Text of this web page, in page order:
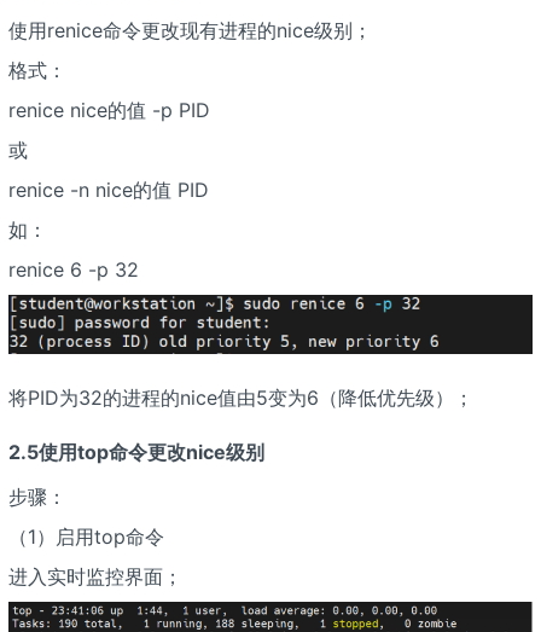
使用renice命令更改现有进程的nice级别；
格式：
renice nice的值 -p PID
或
renice -n nice的值 PID
如：
renice 6 -p 32
将PID为32的进程的nice值由5变为6（降低优先级）；
2.5使用top命令更改nice级别
步骤：
（1）启用top命令
进入实时监控界面；